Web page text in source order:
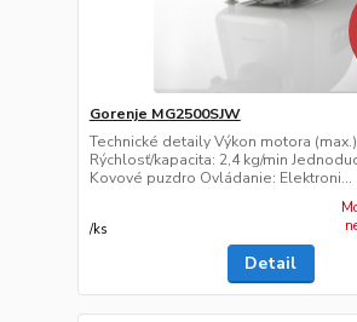
Gorenje MG2500SJW
Technické detaily Výkon motora
Rýchlosť/kapacita: 2,4 kg/min
Kovové puzdro Ovládanie: Elektroni...
/ks
Detail